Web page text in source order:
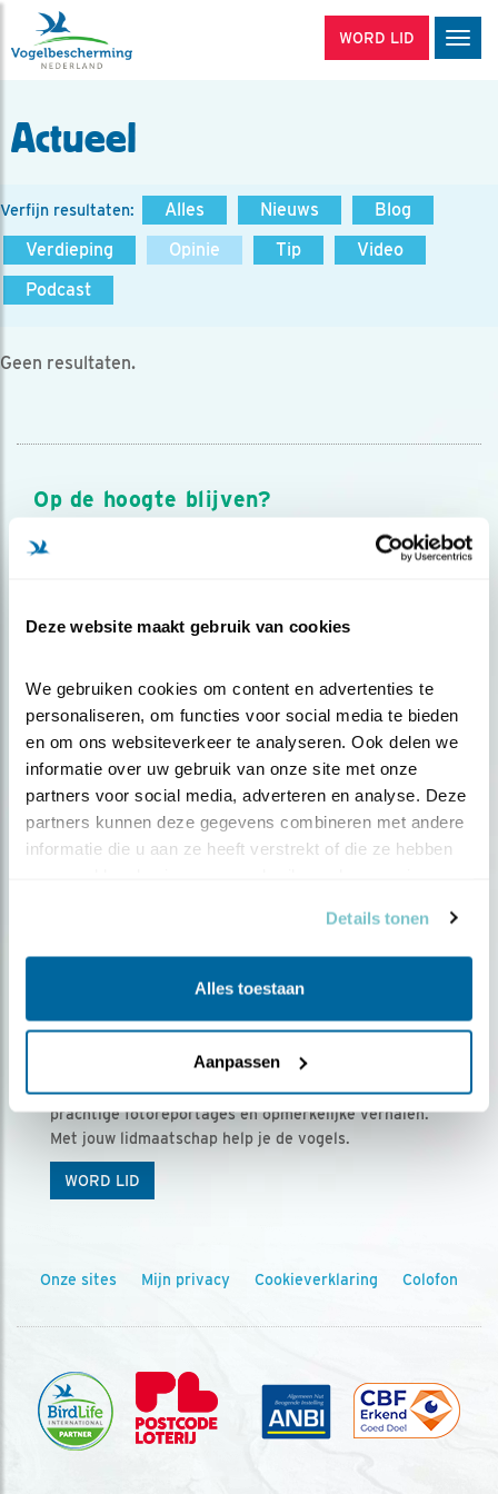
Deze website maakt gebruik van cookies
We gebruiken cookies om content en advertenties te
personaliseren, om functies voor social media te bieden
en om ons websiteverkeer te analyseren. Ook delen we
informatie over uw gebruik van onze site met onze
partners voor social media, adverteren en analyse. Deze
partners kunnen deze gegevens combineren met andere
informatie die u aan ze heeft verstrekt of die ze hebben
Details tonen
Alles toestaan
Aanpassen
WORD LID
Actueel
Verfijn resultaten: Alles Nieuws
Blog
Verdieping
Opinie Tip
Video
Podcast
Geen resultaten.
Op de hoogte blijven?
Meld je aan en ontvang nieuws, inspiratie, acties en tips
over vogels en activiteiten van Vogelbescherming.
Ontvang 5 x Vogels voor € 36,00 per jaar
Vogels is het tijdschrift voor onze leden, met
prachtige fotoreportages en opmerkelijke verhalen.
Met jouw lidmaatschap help je de vogels.
WORD LID
Onze sites Mijn privacy Cookieverklaring Colofon